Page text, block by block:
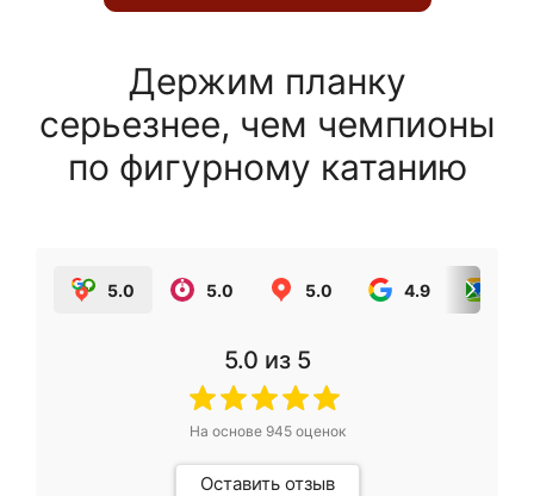
Держим планку
серьезнее, чем чемпионы
по фигурному катанию
5.0 5.0 5.0 4.9
5.0 из 5
На основе 945оценок
Оставить отзыв